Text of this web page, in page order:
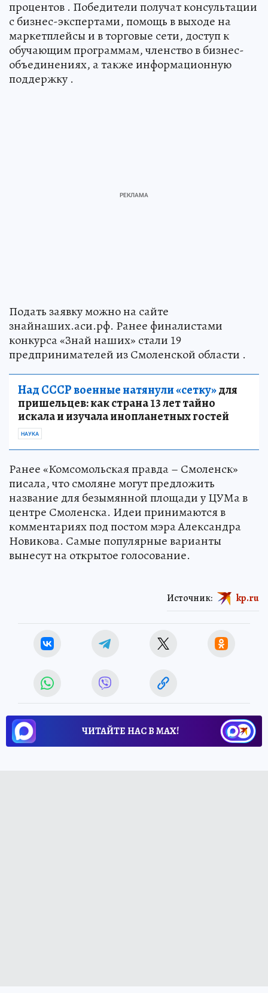
процентов . Победители получат консультации
с бизнес-экспертами, помощь в выходе на
маркетплейсы и в торговые сети, доступ к
обучающим программам, членство в бизнес-
объединениях, а также информационную
поддержку .
Подать заявку можно на сайте
знайнаших.аси.рф. Ранее финалистами
конкурса «Знай наших» стали 19
предпринимателей из Смоленской области .
Над СССР военные натянули «сетку»для
пришельцев: как страна 13 лет тайно
искала и изучала инопланетных гостей
НАУКА
Ранее «Комсомольская правда – Смоленск»
писала, что смоляне могут предложить
название для безымянной площади у ЦУМа в
центре Смоленска. Идеи принимаются в
комментариях под постом мэра Александра
Новикова. Самые популярные варианты
вынесут на открытое голосование.
Источник: kp.ru
ЧИТАЙТЕ НАС В МАХ!